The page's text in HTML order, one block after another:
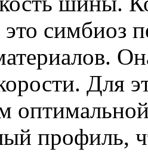
симбиоз
Для
профиль,